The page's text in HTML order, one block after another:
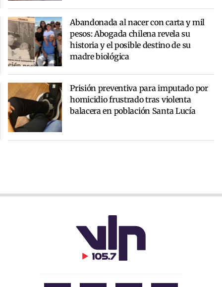
Abandonada al nacer con carta y mil
pesos: Abogada chilena revela su
historia y el posible destino de su
madre biológica
Prisión preventiva para imputado por
homicidio frustrado tras violenta
balacera en población Santa Lucía